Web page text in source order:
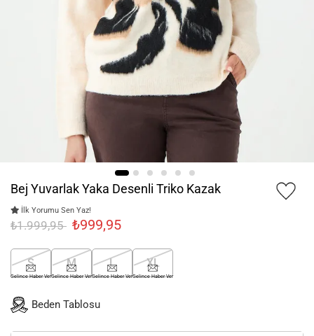
Bej Yuvarlak Yaka Desenli Triko Kazak
İlk Yorumu Sen Yaz!
₺1.999,95 ₺999,95
S
Gelince Haber Ver
M
Gelince Haber Ver
L
Gelince Haber Ver
XL
Gelince Haber Ver
Beden Tablosu